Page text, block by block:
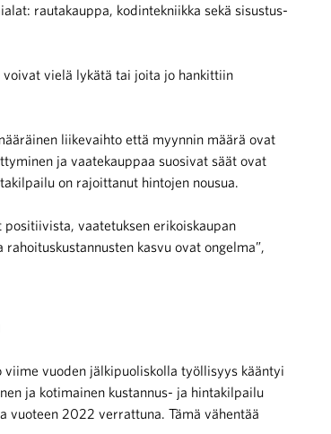
rautakauppa, kodintekniikka sekä sisustus-
vielä lykätä tai joita jo hankittiin
liikevaihto että myynnin määrä ovat
ja vaatekauppaa suosivat säät ovat
on rajoittanut hintojen nousua.
positiivista, vaatetuksen erikoiskaupan
kasvu ovat ongelma”,
vuoden jälkipuoliskolla työllisyys kääntyi
ja kotimainen kustannus- ja hintakilpailu
2022 verrattuna. Tämä vähentää